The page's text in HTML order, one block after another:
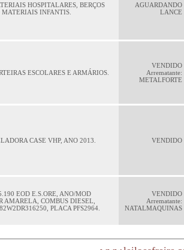
HOSPITALARES, BERÇOS
MATERIAIS INFANTIS.
AGUARDANDO
LANCE
ESCOLARES E ARMÁRIOS.
VENDIDO
Arrematante:
METALFORTE
CASE VHP, ANO 2013. VENDIDO
EOD E.S.ORE, ANO/MOD
AMARELA, COMBUS DIESEL,
PLACA PFS2964.
VENDIDO
Arrematante:
NATALMAQUINAS